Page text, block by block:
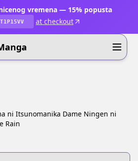
vremena — 15% popusta
T1P15VV at checkout
ni Itsunomanika Dame Ningen ni
Rain